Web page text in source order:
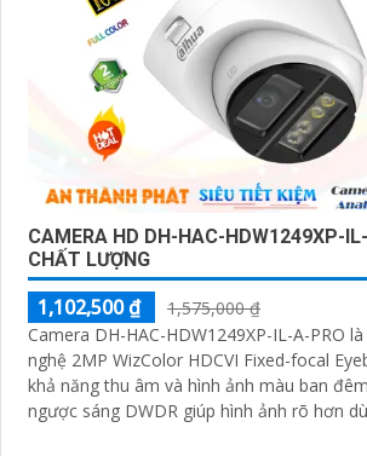
CAMERA HD DH-HAC-HDW1249XP-
CHẤT LƯỢNG
1,102,500 ₫
1,575,000 ₫
Camera DH-HAC-HDW1249XP-IL-A-PRO
nghệ 2MP WizColor HDCVI Fixed-focal
khả năng thu âm và hình ảnh màu ban đêm. Trang bị
ngược sáng DWDR giúp hình ảnh rõ hơn